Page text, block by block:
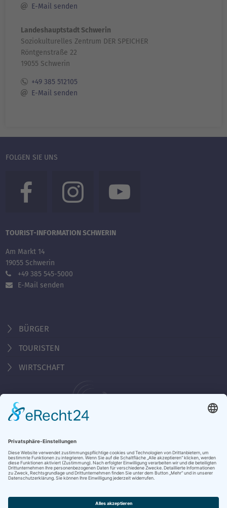
E-Mail senden
Landeshauptstadt Schwerin
Soziokulturelles Zentrum DER SPEICHER
Röntgenstraße 22
19055 Schwerin
+49 385 512105
E-Mail senden
FOLGEN SIE UNS
TOURIST-INFORMATION SCHWERIN
Am Markt 14
19055 Schwerin
+49 385 545-5000
E-Mail senden
BÜRGER
TOURISTEN
WIRTSCHAFT
Montag - Freitag 10:00 - 18:00 Uhr
Samstag, Sonntag, Feiertag 10:00 - 15:00 Uhr
KONTAKT & ÖFFNUNGSZEITEN
DATENSCHUTZ